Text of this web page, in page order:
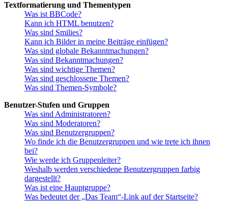
Textformatierung und Thementypen
Was ist BBCode?
Kann ich HTML benutzen?
Was sind Smilies?
Kann ich Bilder in meine Beiträge einfügen?
Was sind globale Bekanntmachungen?
Was sind Bekanntmachungen?
Was sind wichtige Themen?
Was sind geschlossene Themen?
Was sind Themen-Symbole?
Benutzer-Stufen und Gruppen
Was sind Administratoren?
Was sind Moderatoren?
Was sind Benutzergruppen?
Wo finde ich die Benutzergruppen und wie trete ich ihnen
bei?
Wie werde ich Gruppenleiter?
Weshalb werden verschiedene Benutzergruppen farbig
dargestellt?
Was ist eine Hauptgruppe?
Was bedeutet der „Das Team“-Link auf der Startseite?